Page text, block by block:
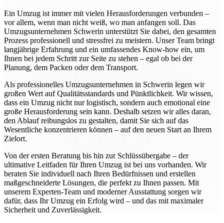
Ein Umzug ist immer mit vielen Herausforderungen verbunden –
vor allem, wenn man nicht weiß, wo man anfangen soll. Das
Umzugsunternehmen Schwerin unterstützt Sie dabei, den gesamten
Prozess professionell und stressfrei zu meistern. Unser Team bringt
langjährige Erfahrung und ein umfassendes Know-how ein, um
Ihnen bei jedem Schritt zur Seite zu stehen – egal ob bei der
Planung, dem Packen oder dem Transport.
Als professionelles Umzugsunternehmen in Schwerin legen wir
großen Wert auf Qualitätsstandards und Pünktlichkeit. Wir wissen,
dass ein Umzug nicht nur logistisch, sondern auch emotional eine
große Herausforderung sein kann. Deshalb setzen wir alles daran,
den Ablauf reibungslos zu gestalten, damit Sie sich auf das
Wesentliche konzentrieren können – auf den neuen Start an Ihrem
Zielort.
Von der ersten Beratung bis hin zur Schlüssübergabe – der
ultimative Leitfaden für Ihren Umzug ist bei uns vorhanden. Wir
beraten Sie individuell nach Ihren Bedürfnissen und erstellen
maßgeschneiderte Lösungen, die perfekt zu Ihnen passen. Mit
unserem Experten-Team und moderner Ausstattung sorgen wir
dafür, dass Ihr Umzug ein Erfolg wird – und das mit maximaler
Sicherheit und Zuverlässigkeit.